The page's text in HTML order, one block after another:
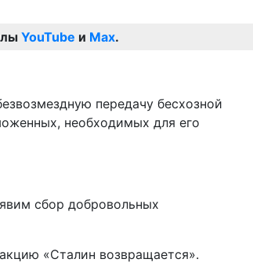
YouTube и Max.
передачу бесхозной
необходимых для его
сбор добровольных
«Сталин возвращается».